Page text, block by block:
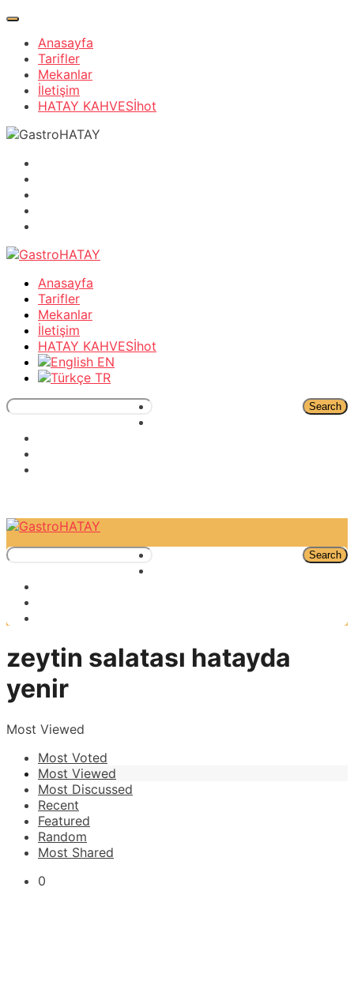
Anasayfa
Tarifler
Mekanlar
İletişim
HATAY KAHVESİhot
Anasayfa
Tarifler
Mekanlar
İletişim
HATAY KAHVESİhot
EN
TR
Search
Search
zeytin salatası hatayda
yenir
Most Viewed
Most Voted
Most Viewed
Most Discussed
Recent
Featured
Random
Most Shared
0